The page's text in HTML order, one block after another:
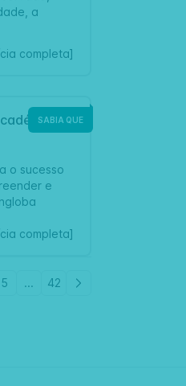
a
completa]
SABIA QUE
e
o sucesso
e
completa]
5 ... 42